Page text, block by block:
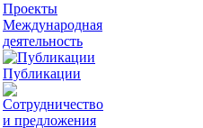
Проекты
Международная
деятельность
Публикации